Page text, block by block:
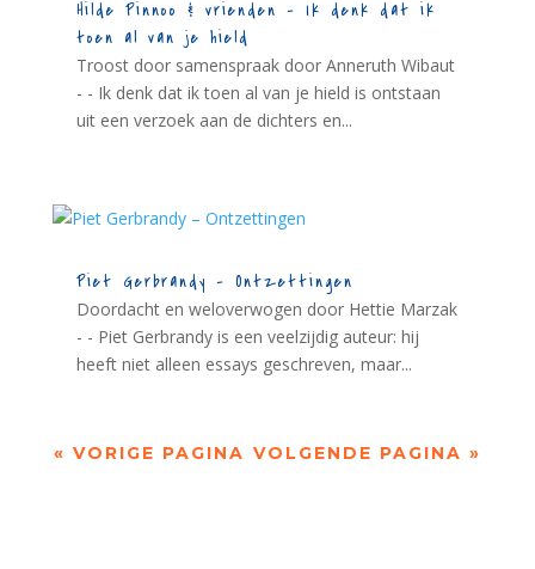
Hilde Pinnoo & vrienden – Ik denk dat ik
toen al van je hield
Troost door samenspraak door Anneruth Wibaut
- - Ik denk dat ik toen al van je hield is ontstaan
uit een verzoek aan de dichters en...
Piet Gerbrandy – Ontzettingen
Doordacht en weloverwogen door Hettie Marzak
- - Piet Gerbrandy is een veelzijdig auteur: hij
heeft niet alleen essays geschreven, maar...
« VORIGE PAGINA VOLGENDE PAGINA »